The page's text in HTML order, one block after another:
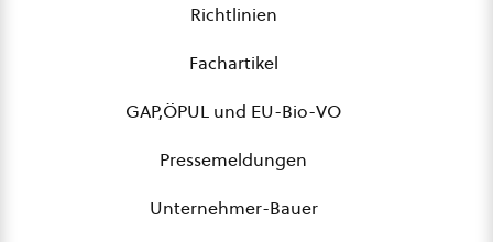
Richtlinien
Fachartikel
GAP,ÖPUL und EU-Bio-VO
Pressemeldungen
Unternehmer-Bauer